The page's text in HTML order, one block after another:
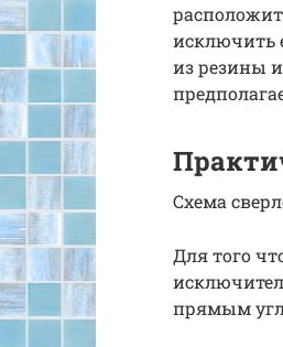
исключить
из резины
Схема
Для того
прямым